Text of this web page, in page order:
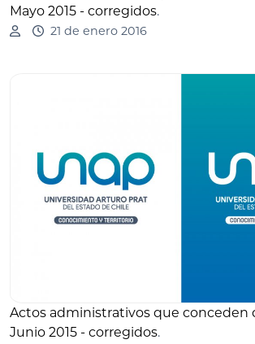
Mayo 2015 - corregidos.
21 de enero 2016
Actos administrativos que conceden
Junio 2015 - corregidos.